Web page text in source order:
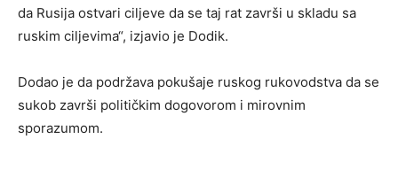
da Rusija ostvari ciljeve da se taj rat završi u skladu sa
ruskim ciljevima“, izjavio je Dodik.
Dodao je da podržava pokušaje ruskog rukovodstva da se
sukob završi političkim dogovorom i mirovnim
sporazumom.